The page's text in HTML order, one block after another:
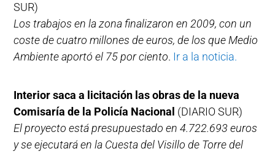
SUR)
Los trabajos en la zona finalizaron en 2009, con un
coste de cuatro millones de euros, de los que Medio
Ambiente aportó el 75 por ciento. Ir a la noticia.
Interior saca a licitación las obras de la nueva
Comisaría de la Policía Nacional (DIARIO SUR)
El proyecto está presupuestado en 4.722.693 euros
y se ejecutará en la Cuesta del Visillo de Torre del